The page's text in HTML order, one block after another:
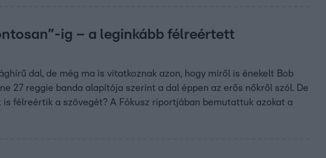
ig – a leginkább félreértett
dal, de még ma is vitatkoznak azon, hogy miről is énekelt Bob
27 reggie banda alapítója szerint a dal éppen az erős nőkről szól. De
félreértik a szövegét? A Fókusz riportjában bemutattuk azokat a